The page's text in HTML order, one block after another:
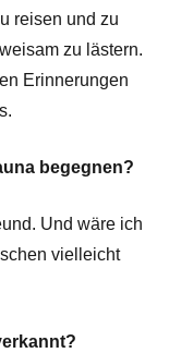
reisen und zu
zu lästern.
Erinnerungen
begegnen?
Und wäre ich
vielleicht